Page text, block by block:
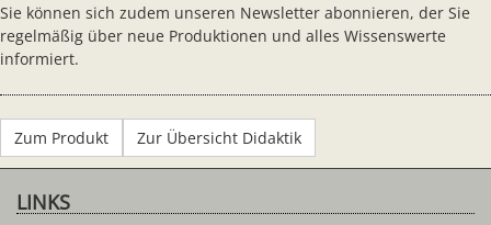
Sie können sich zudem unseren Newsletter abonnieren, der Sie
regelmäßig über neue Produktionen und alles Wissenswerte
informiert.
Zum Produkt Zur Übersicht Didaktik
LINKS